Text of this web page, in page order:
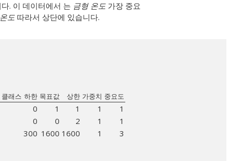
. 이 데이터에서 는 금형 온도 가장 중요
도 따라서 상단에 있습니다.
래스 하한 목표값 상한 가중치 중요도
0 1 1 1
1
0 0 2 1
1
300 1600 1600 1 3